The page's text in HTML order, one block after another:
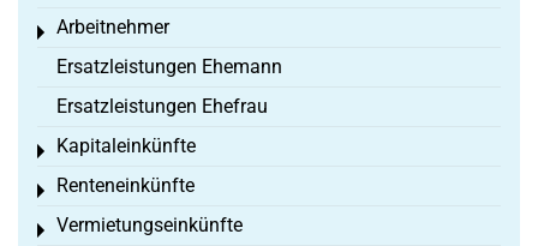
Arbeitnehmer
Toggle menu
Ersatzleistungen Ehemann
Ersatzleistungen Ehefrau
Kapitaleinkünfte
Toggle menu
Renteneinkünfte
Toggle menu
Vermietungseinkünfte
Toggle menu